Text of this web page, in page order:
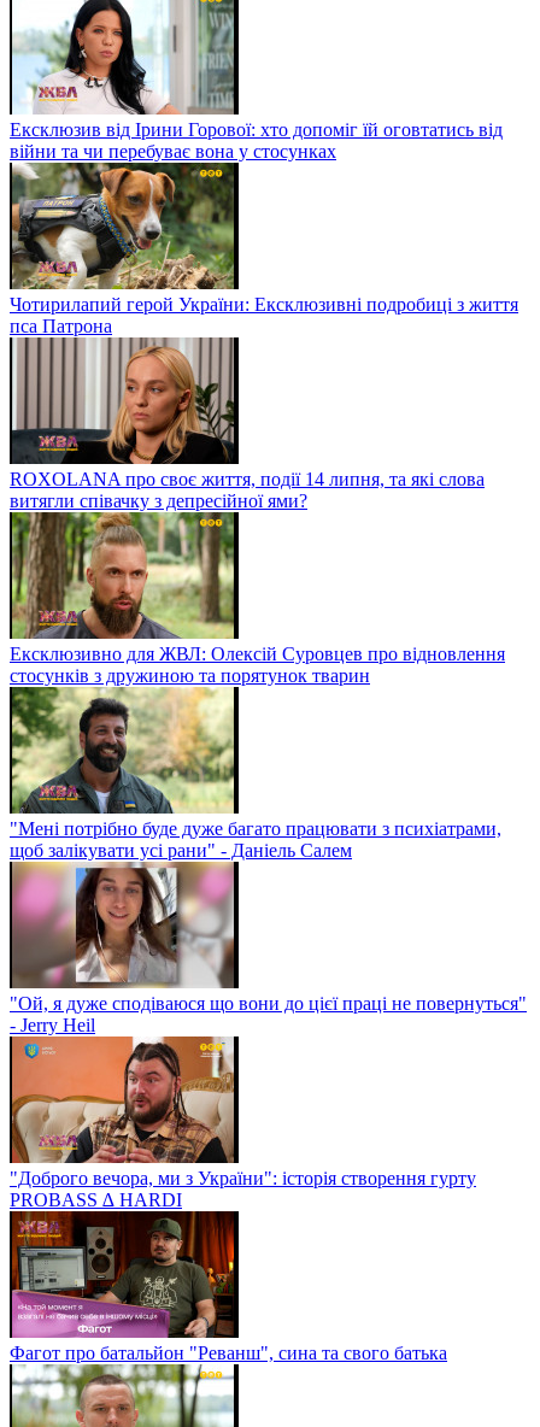
Ексклюзив від Ірини Горової: хто допоміг їй оговтатись від
війни та чи перебуває вона у стосунках
Чотирилапий герой України: Ексклюзивні подробиці з життя
пса Патрона
ROXOLANA про своє життя, події 14 липня, та які слова
витягли співачку з депресійної ями?
Ексклюзивно для ЖВЛ: Олексій Суровцев про відновлення
стосунків з дружиною та порятунок тварин
"Мені потрібно буде дуже багато працювати з психіатрами,
щоб залікувати усі рани" - Даніель Салем
"Ой, я дуже сподіваюся що вони до цієї праці не повернуться"
- Jerry Heil
"Доброго вечора, ми з України": історія створення гурту
PROBASS ∆ HARDI
Фагот про батальйон "Реванш", сина та свого батька